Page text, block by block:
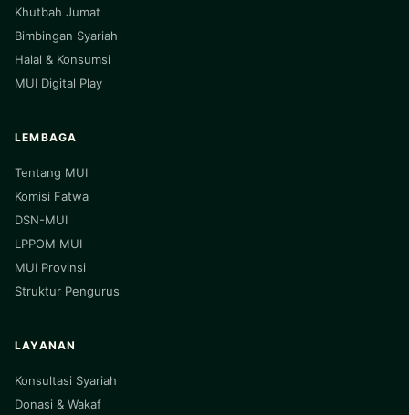
Khutbah Jumat
Bimbingan Syariah
Halal & Konsumsi
MUI Digital Play
LEMBAGA
Tentang MUI
Komisi Fatwa
DSN-MUI
LPPOM MUI
MUI Provinsi
Struktur Pengurus
LAYANAN
Konsultasi Syariah
Donasi & Wakaf